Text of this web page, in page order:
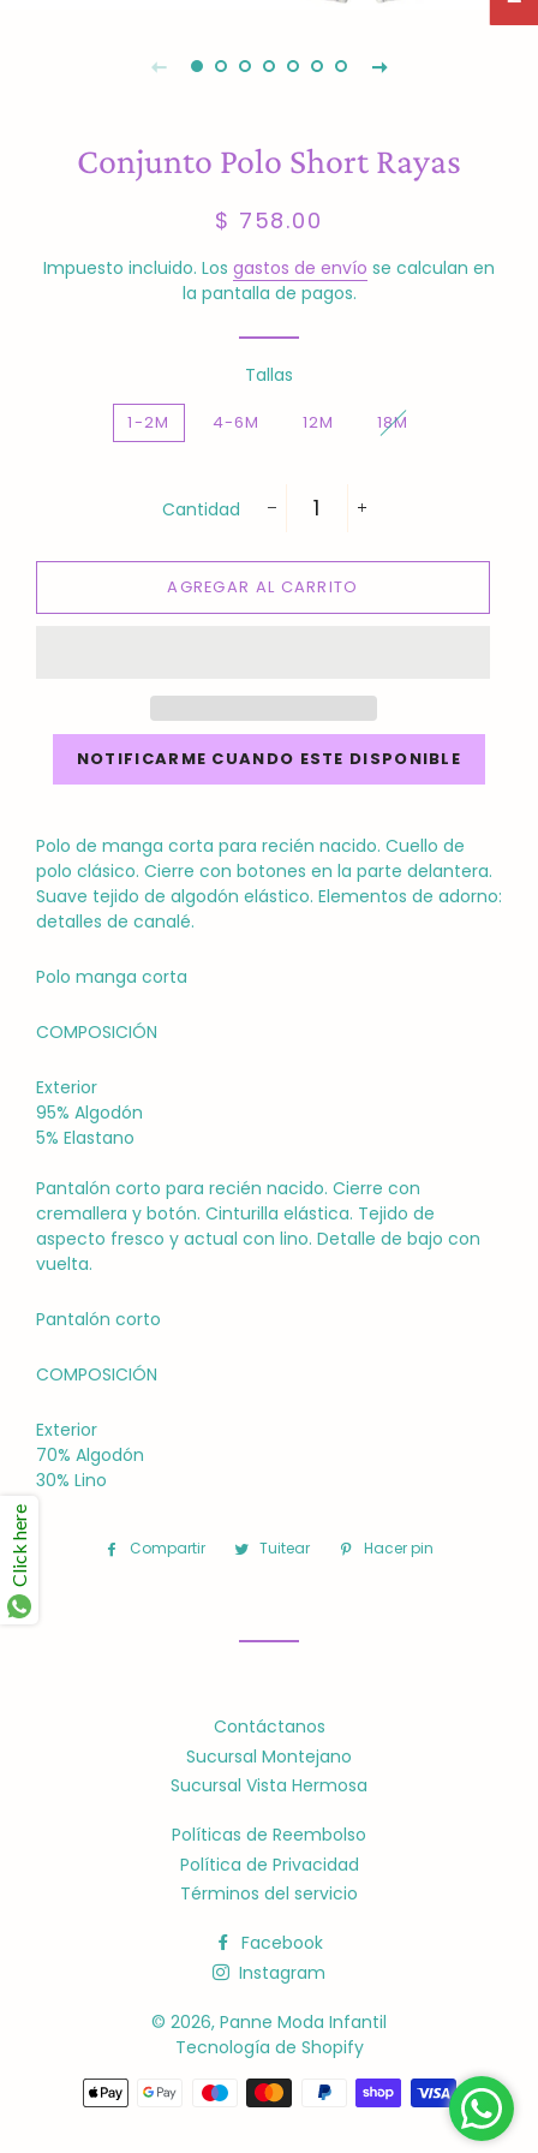
Conjunto Polo Short Rayas
Precio
Precio
venta
$ 758.00
Impuesto incluido. Los gastos de envío se calculan en
la pantalla de pagos.
Tallas
1-2M 4-6M 12M 18M
Cantidad
AGREGAR AL CARRITO
NOTIFICARME CUANDO ESTE DISPONIBLE
Polo de manga corta para recién nacido. Cuello de
polo clásico. Cierre con botones en la parte delantera.
Suave tejido de algodón elástico. Elementos de adorno:
detalles de canalé.
Polo manga corta
COMPOSICIÓN
Exterior
95% Algodón
5% Elastano
Pantalón corto para recién nacido. Cierre con
cremallera y botón. Cinturilla elástica. Tejido de
aspecto fresco y actual con lino. Detalle de bajo con
vuelta.
Pantalón corto
COMPOSICIÓN
Exterior
70% Algodón
30% Lino
Compartir
Compartir
Tuitear
TuitearHacer pin
Contáctanos
Sucursal Montejano
Sucursal Vista Hermosa
Políticas de Reembolso
Política de Privacidad
Términos del servicio
Facebook
Instagram
© 2026, Panne Moda Infantil
Tecnología de Shopify
Métodos
de
Click here